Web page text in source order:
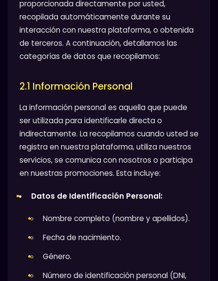
proporcionada directamente por usted,
recopilada automáticamente durante su
interacción con nuestra plataforma, o obtenida
de terceros. A continuación, detallamos las
categorías de datos que recopilamos:
2.1 Información Personal
La información personal es aquella que puede
ser utilizada para identificarle directa o
indirectamente. La recopilamos cuando usted se
registra en nuestra plataforma, utiliza nuestros
servicios, se comunica con nosotros o participa
en nuestras promociones. Esta incluye:
Datos de Identificación Personal:
Nombre completo (nombre y apellidos).
Fecha de nacimiento.
Género.
Número de identificación personal (DNI,